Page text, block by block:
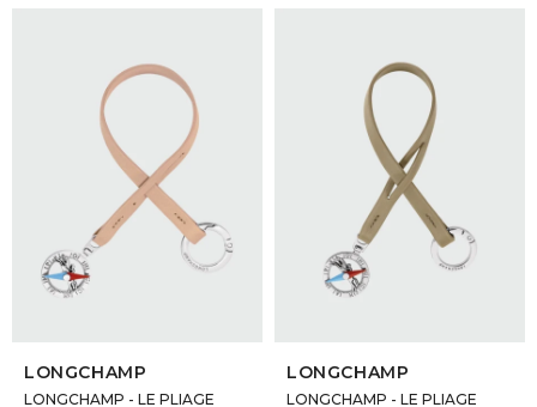
LONGCHAMP
LONGCHAMP - LE PLIAGE
LONGCHAMP
LONGCHAMP - LE PLIAGE